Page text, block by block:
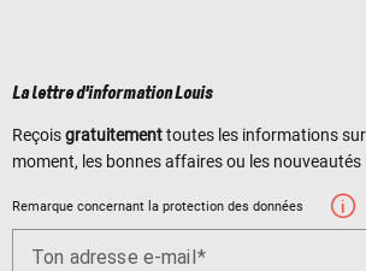
La lettre d'information Louis
Reçoisgratuitementtoutes les informations
moment, les bonnes affaires ou les
Remarque concernant la protection des données
Ton adresse e-mail